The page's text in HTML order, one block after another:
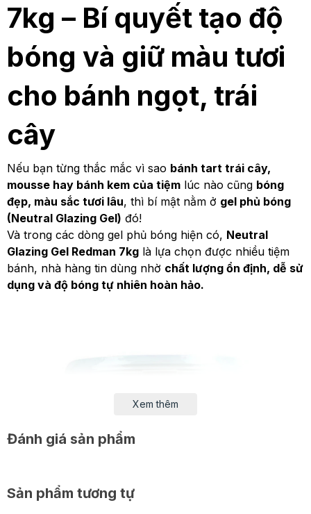
7kg – Bí quyết tạo độ
bóng và giữ màu tươi
cho bánh ngọt, trái
cây
Nếu bạn từng thắc mắc vì sao bánh tart trái cây,
mousse hay bánh kem của tiệm lúc nào cũng bóng
đẹp, màu sắc tươi lâu, thì bí mật nằm ở gel phủ bóng
(Neutral Glazing Gel) đó!
Và trong các dòng gel phủ bóng hiện có, Neutral
Glazing Gel Redman 7kg là lựa chọn được nhiều tiệm
bánh, nhà hàng tin dùng nhờ chất lượng ổn định, dễ sử
dụng và độ bóng tự nhiên hoàn hảo.
Xem thêm
Đánh giá sản phẩm
Sản phẩm tương tự